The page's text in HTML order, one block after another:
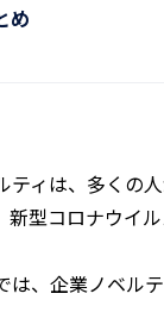
め
ティは、多くの
新型コロナウイ
は、企業ノベル